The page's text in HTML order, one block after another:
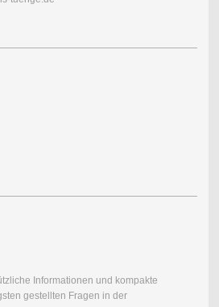
Informationen und kompakte
gestellten Fragen in der